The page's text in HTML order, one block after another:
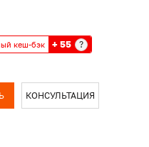
кеш-бэк + 55 ?
КОНСУЛЬТАЦИЯ